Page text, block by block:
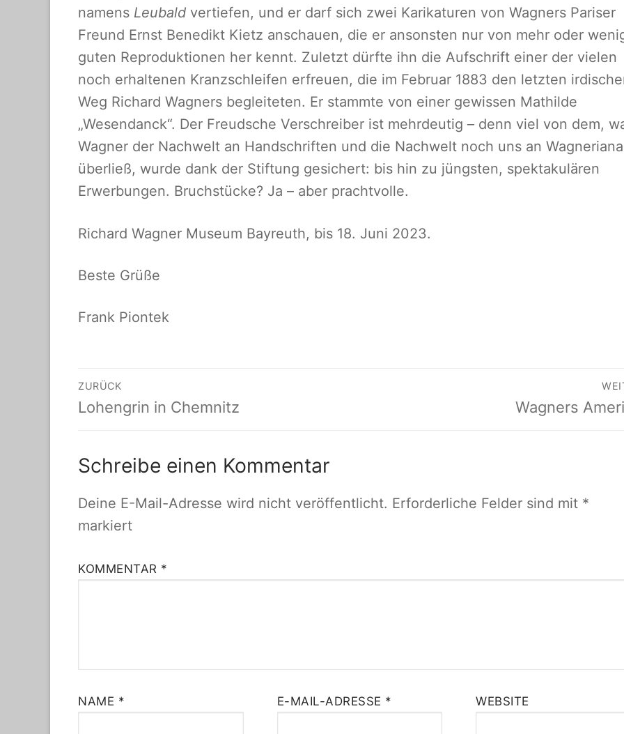
namens Leubald vertiefen, und er darf sich zwei Karikaturen von Wagners Pariser
Freund Ernst Benedikt Kietz anschauen, die er ansonsten nur von mehr oder
guten Reproduktionen her kennt. Zuletzt dürfte ihn die Aufschrift einer der vielen
noch erhaltenen Kranzschleifen erfreuen, die im Februar 1883 den letzten
Weg Richard Wagners begleiteten. Er stammte von einer gewissen Mathilde
„Wesendanck“. Der Freudsche Verschreiber ist mehrdeutig – denn viel von dem,
Wagner der Nachwelt an Handschriften und die Nachwelt noch uns an Wagneriana
überließ, wurde dank der Stiftung gesichert: bis hin zu jüngsten, spektakulären
Erwerbungen. Bruchstücke? Ja – aber prachtvolle.
Richard Wagner Museum Bayreuth, bis 18. Juni 2023.
Beste Grüße
Frank Piontek
Beitragsnavigation
ZURÜCK
Vorheriger
Lohengrin in Chemnitz
Nächster
Wagners
Schreibe einen Kommentar
Deine E-Mail-Adresse wird nicht veröffentlicht. Erforderliche Felder sind mit *
markiert
KOMMENTAR *
NAME * E-MAIL-ADRESSE * WEBSITE